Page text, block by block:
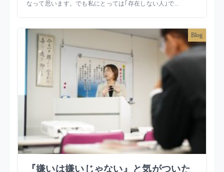
なって思います。でも私にとっては｢存在しない人｣で...
Blog
『嫌いは嫌いじゃない』と気がついた